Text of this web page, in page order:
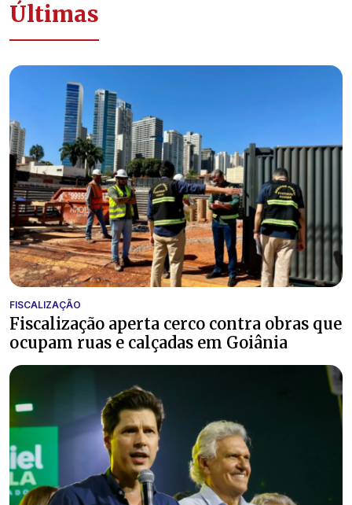
Últimas
FISCALIZAÇÃO
Fiscalização aperta cerco contra obras que
ocupam ruas e calçadas em Goiânia